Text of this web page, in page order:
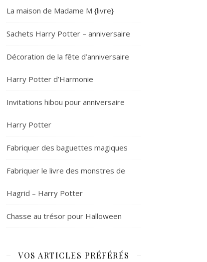
La maison de Madame M {livre}
Sachets Harry Potter – anniversaire
Décoration de la fête d’anniversaire
Harry Potter d’Harmonie
Invitations hibou pour anniversaire
Harry Potter
Fabriquer des baguettes magiques
Fabriquer le livre des monstres de
Hagrid – Harry Potter
Chasse au trésor pour Halloween
VOS ARTICLES PRÉFÉRÉS